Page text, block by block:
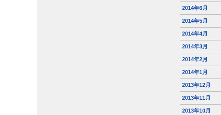
2014年6月
2014年5月
2014年4月
2014年3月
2014年2月
2014年1月
2013年12月
2013年11月
2013年10月